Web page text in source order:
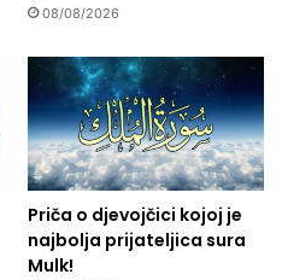
08/08/2026
Priča o djevojčici kojoj je
najbolja prijateljica sura
Mulk!